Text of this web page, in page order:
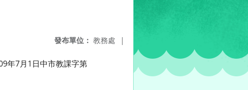
發布單位： 教務處 |
年7月1日中市教課字第